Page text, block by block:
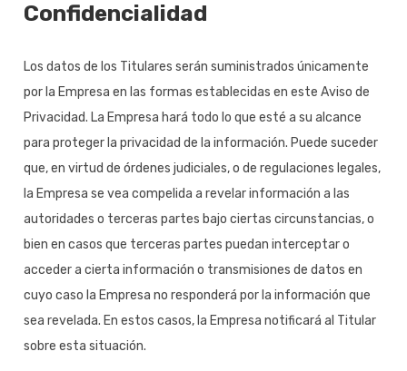
Confidencialidad
Los datos de los Titulares serán suministrados únicamente
por la Empresa en las formas establecidas en este Aviso de
Privacidad. La Empresa hará todo lo que esté a su alcance
para proteger la privacidad de la información. Puede suceder
que, en virtud de órdenes judiciales, o de regulaciones legales,
la Empresa se vea compelida a revelar información a las
autoridades o terceras partes bajo ciertas circunstancias, o
bien en casos que terceras partes puedan interceptar o
acceder a cierta información o transmisiones de datos en
cuyo caso la Empresa no responderá por la información que
sea revelada. En estos casos, la Empresa notificará al Titular
sobre esta situación.